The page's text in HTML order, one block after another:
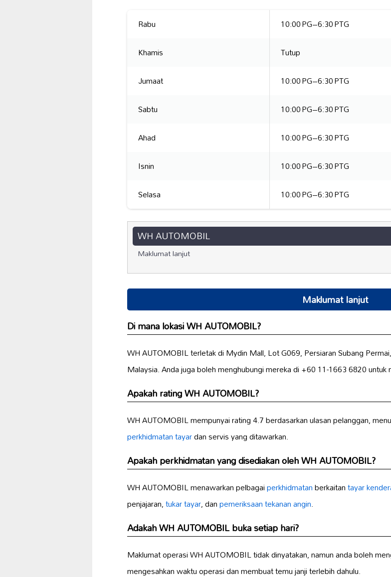
Rabu
10:00 PG–6:30 PTG
Khamis
Tutup
Jumaat
10:00 PG–6:30 PTG
Sabtu
10:00 PG–6:30 PTG
Ahad
10:00 PG–6:30 PTG
Isnin
10:00 PG–6:30 PTG
Selasa
10:00 PG–6:30 PTG
WH AUTOMOBIL
Maklumat lanjut
Maklumat lanjut
Di mana lokasi WH AUTOMOBIL?
WH AUTOMOBIL terletak di Mydin Mall, Lot G069, Persiaran Subang
Malaysia. Anda juga boleh menghubungi mereka di +60 11-1663 6820 untuk
Apakah rating WH AUTOMOBIL?
WH AUTOMOBIL mempunyai rating 4.7 berdasarkan ulasan pelanggan,
perkhidmatan tayardan servis yang ditawarkan.
Apakah perkhidmatan yang disediakan oleh WH AUTOMOBIL?
WH AUTOMOBIL menawarkan pelbagaiperkhidmatanberkaitantayar
penjajaran,tukar tayar, danpemeriksaan tekanan angin.
Adakah WH AUTOMOBIL buka setiap hari?
Maklumat operasi WH AUTOMOBIL tidak dinyatakan, namun anda boleh
mengesahkan waktu operasi dan membuat temu janji terlebih dahulu.